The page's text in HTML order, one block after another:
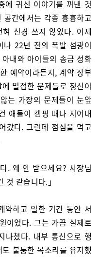
에 귀신 이야기를 꺼낸 것
간에서는 각종 흉흉하고
신경 쓰지 않았다. 어제
나 22년 전의 폭발 섬광이
내와 아이들의 송금 성화
예약이라든지, 계약 장부
밀접한 문제들로 정신이
는 가장의 문제들이 눈앞
애들이 캠핑 때나 지어내
갔다. 그런데 점심을 먹고
. 왜 안 받으세요? 사장님
것 같습니다.」
약하고 일한 기간 동안 서
이었다. 그는 가끔 실제로
나쳤다. 내부 통신으로 행
불퉁한 목소리를 유지했